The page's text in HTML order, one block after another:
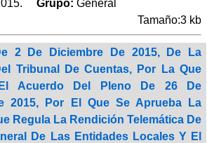
Grupo: General
Tamaño:3 kb
2 De Diciembre De 2015, De La
Tribunal De Cuentas, Por La Que
Acuerdo Del Pleno De 26 De
2015, Por El Que Se Aprueba La
Regula La Rendición Telemática De
De Las Entidades Locales Y El